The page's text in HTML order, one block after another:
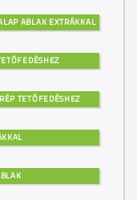
ABLAK EXTRÁKKAL
TETŐFEDÉSHEZ